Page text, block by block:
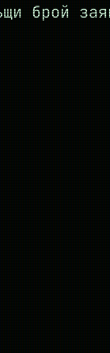
брой